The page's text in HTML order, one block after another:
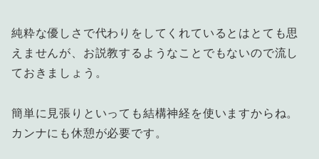
純粋な優しさで代わりをしてくれているとはとても思
えませんが、お説教するようなことでもないので流し
ておきましょう。
簡単に見張りといっても結構神経を使いますからね。
カンナにも休憩が必要です。